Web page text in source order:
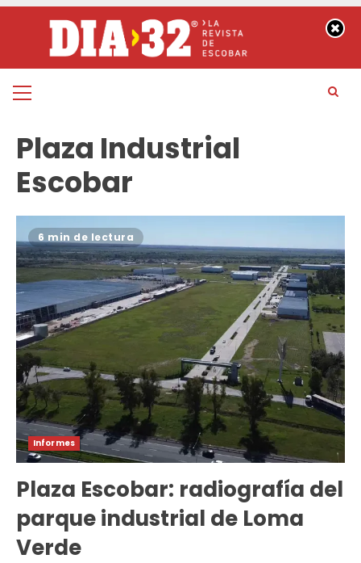
contenido
Menú
Plaza Industrial
Escobar
6 min de lectura
Informes
Plaza Escobar: radiografía del
parque industrial de Loma
Verde